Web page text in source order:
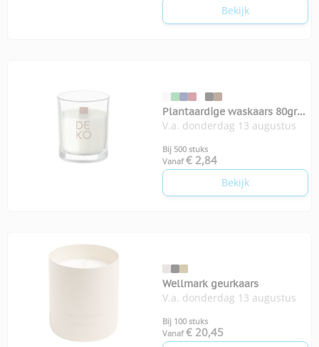
Bekijk
Plantaardige waskaars 80gr
Kivas wood
V.a. donderdag 13 augustus
Bij 500 stuks
Vanaf € 2,84
Bekijk
Wellmark geurkaars
V.a. donderdag 13 augustus
Bij 100 stuks
Vanaf € 20,45